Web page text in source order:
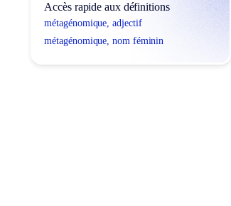
Accès rapide aux définitions
métagénomique, adjectif
métagénomique, nom féminin